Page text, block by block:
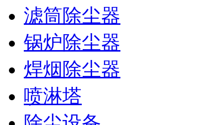
滤筒除尘器
锅炉除尘器
焊烟除尘器
喷淋塔